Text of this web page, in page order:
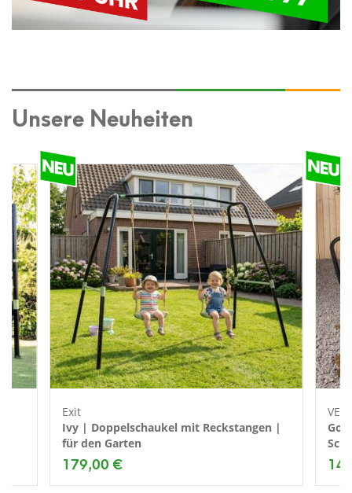
Unsere Neuheiten
Exit
Ivy | Doppelschaukel mit Reckstangen |
für den Garten
179,00 €